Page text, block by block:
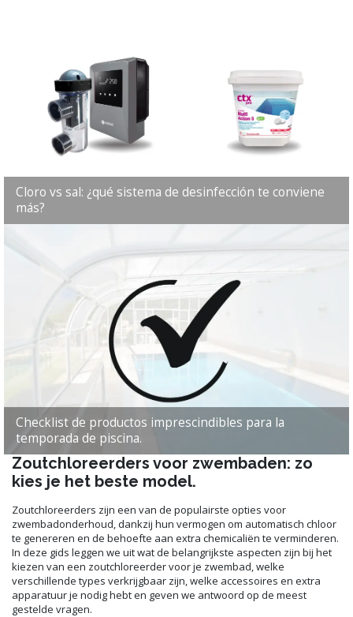
Cloro vs sal: ¿qué sistema de desinfección te conviene
más?
Checklist de productos imprescindibles para la
temporada de piscina.
Zoutchloreerders voor zwembaden: zo
kies je het beste model.
Zoutchloreerders zijn een van de populairste opties voor
zwembadonderhoud, dankzij hun vermogen om automatisch chloor
te genereren en de behoefte aan extra chemicaliën te verminderen.
In deze gids leggen we uit wat de belangrijkste aspecten zijn bij het
kiezen van een zoutchloreerder voor je zwembad, welke
verschillende types verkrijgbaar zijn, welke accessoires en extra
apparatuur je nodig hebt en geven we antwoord op de meest
gestelde vragen.